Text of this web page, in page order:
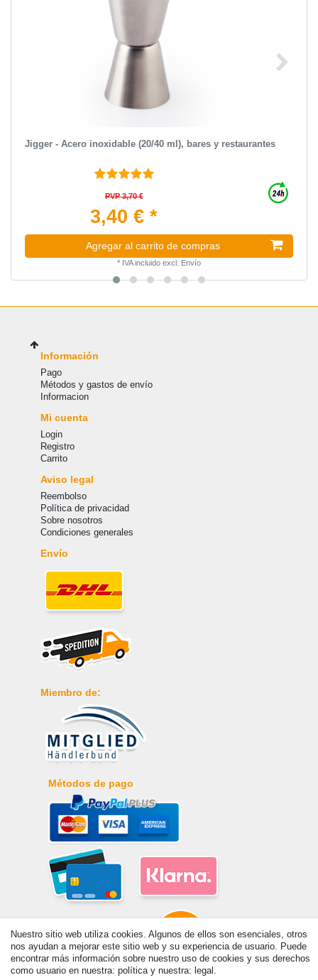
Jigger - Acero inoxidable (20/40 ml), bares y restaurantes
PVP 3,70 €
3,40 € *
Agregar al carrito de compras
* IVA incluido excl. Envío
Información
Pago
Métodos y gastos de envío
Informacion
Mi cuenta
Login
Registro
Carrito
Aviso legal
Reembolso
Política de privacidad
Sobre nosotros
Condiciones generales
Envío
Miembro de:
Métodos de pago
Nuestro sitio web utiliza cookies. Algunos de ellos son esenciales, otros
nos ayudan a mejorar este sitio web y su experiencia de usuario. Puede
encontrar más información sobre nuestro uso de cookies y sus derechos
como usuario en nuestra: política y nuestra: legal.